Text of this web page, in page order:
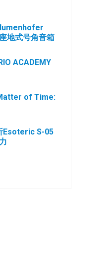
地式号角音箱
ACADEMY
of Time:
Esoteric S-05